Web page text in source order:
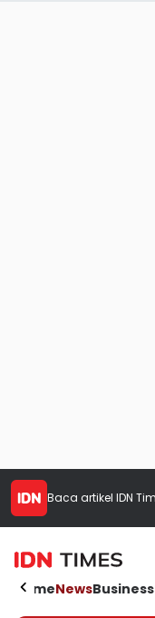
Baca artikel IDN
HomeNewsBusiness